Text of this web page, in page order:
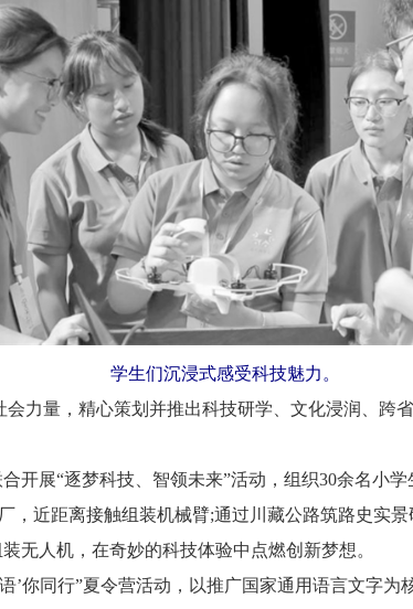
学生们沉浸式感受科技魅力。
量，精心策划并推出科技研学、文化浸润、跨
展“逐梦科技、智领未来”活动，组织30余名小学
，近距离接触组装机械臂;通过川藏公路筑路史实
无人机，在奇妙的科技体验中点燃创新梦想。
你同行”夏令营活动，以推广国家通用语言文字为